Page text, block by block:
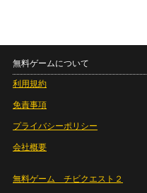
無料ゲームについて
利用規約
免責事項
プライバシーポリシー
会社概要
無料ゲーム チビクエスト２